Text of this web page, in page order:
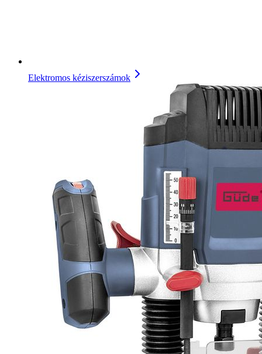
Elektromos kéziszerszámok